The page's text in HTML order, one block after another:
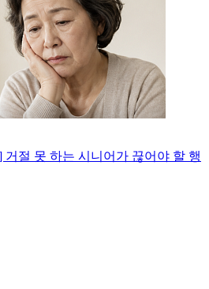
거절 못 하는 시니어가 끊어야 할 행